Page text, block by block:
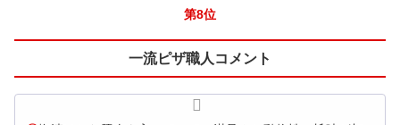
第8位
一流ピザ職人コメント